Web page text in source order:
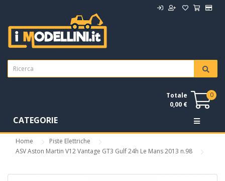
0
Totale
0,00 €
CATEGORIE
Home
Piste Elettriche
ASV Aston Martin V12 Vantage GT3 Gulf 24h Le Mans 2013 n.98